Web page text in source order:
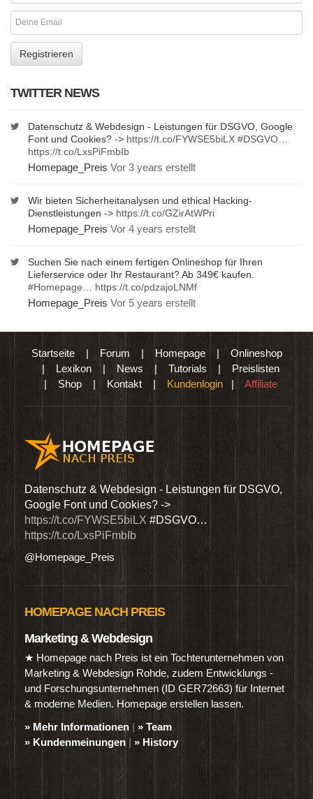
TWITTER NEWS
Datenschutz & Webdesign - Leistungen für DSGVO, Google
Font und Cookies? -> https://t.co/FYWSE5biLX #DSGVO
https://t.co/LxsPiFmbIb
Homepage_Preis Vor 3 years erstellt
Wir bieten Sicherheitanalysen und ethical Hacking-
Dienstleistungen -> https://t.co/GZirAtWPri
Homepage_Preis Vor 4 years erstellt
Suchen Sie nach einem fertigen Onlineshop für Ihren
Lieferservice oder Ihr Restaurant? Ab 349€ kaufen.
#Homepage
https://t.co/pdzajoLNMf
Homepage_Preis Vor 5 years erstellt
Startseite| Forum | Homepage| Onlineshop
| Lexikon | News | Tutorials | Preislisten
| Shop | Kontakt | Kundenlogin | Affiliate
Datenschutz & Webdesign - Leistungen für DSGVO,
Google Font und Cookies? ->
https://t.co/FYWSE5biLX #DSGVO…
https://t.co/LxsPiFmbIb
@Homepage_Preis
HOMEPAGE NACH PREIS
Marketing & Webdesign
★ Homepage nach Preis ist ein Tochterunternehmen von
Marketing & Webdesign Rohde, zudem Entwicklungs -
und Forschungsunternehmen (ID GER72663) für Internet
& moderne Medien. Homepage erstellen lassen.
» Mehr Informationen | » Team
» Kundenmeinungen | » History